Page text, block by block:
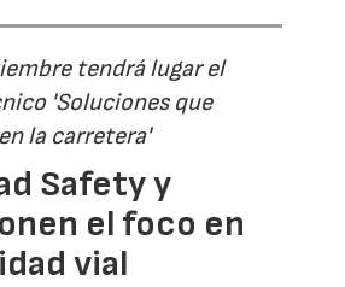
tendrá lugar el
'Soluciones que
la carretera'
Safety y
el foco en
vial